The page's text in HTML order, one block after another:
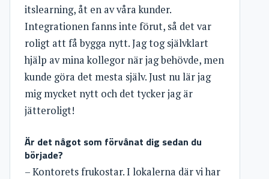
itslearning, åt en av våra kunder.
Integrationen fanns inte förut, så det var
roligt att få bygga nytt. Jag tog självklart
hjälp av mina kollegor när jag behövde, men
kunde göra det mesta själv. Just nu lär jag
mig mycket nytt och det tycker jag är
jätteroligt!
Är det något som förvånat dig sedan du
började?
– Kontorets frukostar. I lokalerna där vi har